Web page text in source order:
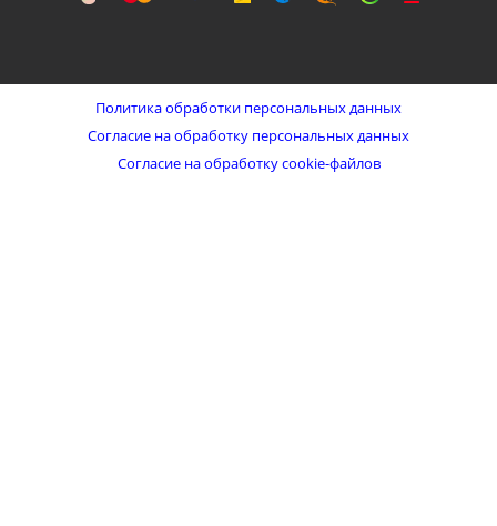
Политика обработки персональных данных
Согласие на обработку персональных данных
Согласие на обработку cookie-файлов